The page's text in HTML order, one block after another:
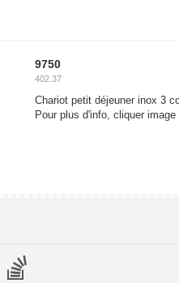
9750
402.37
Chariot petit déjeuner inox 3
Pour plus d'info, cliquer